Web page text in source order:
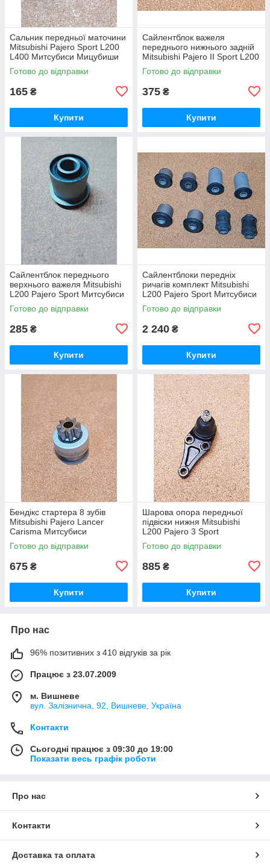
Сальник передньої маточини
Mitsubishi Pajero Sport L200
L400 Митсубиси Мицубиши
Мітсубісі Паджеро Спорт
Л200 Л400
Готово до відправки
165 ₴
Купити
Сайлентблок важеля
переднього нижнього задній
Mitsubishi Pajero ІІ Sport L200
Митсубиси Мицубиши
Мітсубісі Паджеро 2 Спорт
Готово до відправки
375 ₴
Купити
Сайлентблок переднього
верхнього важеля Mitsubishi
L200 Pajero Sport Митсубиси
Мицубиши Мітсубісі Л200
Паджеро Спорт
Готово до відправки
285 ₴
Купити
Сайлентблоки передніх
ричагів комплект Mitsubishi
L200 Pajero Sport Митсубиси
Мицубиши Мітсубісі Л200
Паджеро Спорт 96-07
Готово до відправки
2 240 ₴
Купити
Бендікс стартера 8 зубів
Mitsubishi Pajero Lancer
Carisma Митсубиси
Мицубиши Мітсубісі Паджеро
Лансер Карізма Каризма
Готово до відправки
675 ₴
Купити
Шарова опора передньої
підвіски нижня Mitsubishi
L200 Pajero 3 Sport
Митсубиси Мицубиши
Мітсубісі Л200 Паджеро 4
Готово до відправки
885 ₴
Купити
Про нас
96% позитивних з 410 відгуків за рік
Працює з 23.07.2009
м. Вишневе
вул. Залізнична, 92, Вишневе, Україна
Контакти
Сьогодні працює з 09:30 до 19:00
Показати весь графік роботи
Про нас
Контакти
Доставка та оплата